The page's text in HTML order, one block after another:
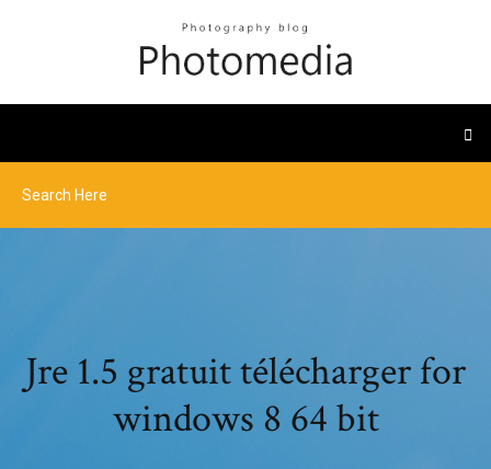
Jre 1.5 gratuit télécharger for
windows 8 64 bit